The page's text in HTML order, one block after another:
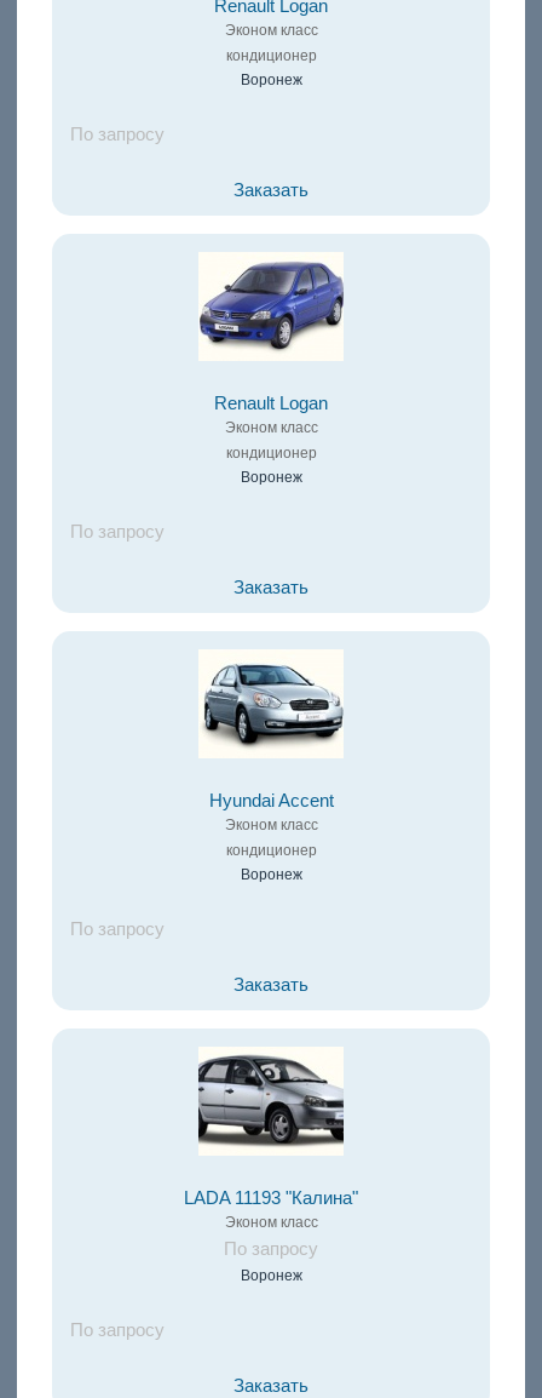
Renault Logan
Эконом класс
кондиционер
Воронеж
По запросу
Заказать
Renault Logan
Эконом класс
кондиционер
Воронеж
По запросу
Заказать
Hyundai Accent
Эконом класс
кондиционер
Воронеж
По запросу
Заказать
LADA 11193 "Калина"
Эконом класс
По запросу
Воронеж
По запросу
Заказать